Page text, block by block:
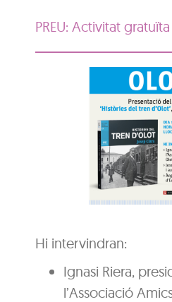
PREU: Activitat gratuïta
Hi intervindran:
Ignasi Riera,
l’Associació